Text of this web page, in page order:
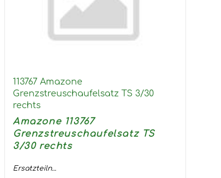
113767 Amazone
Grenzstreuschaufelsatz TS 3/30
rechts
Amazone 113767
Grenzstreuschaufelsatz TS
3/30 rechts
Ersatzteiln...